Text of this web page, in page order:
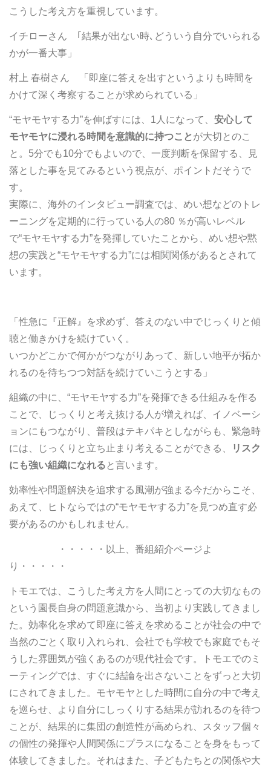
こうした考え方を重視しています。
イチローさん ｢結果が出ない時､どういう自分でいられる
かが一番大事」
村上 春樹さん 「即座に答えを出すというよりも時間を
かけて深く考察することが求められている」
“モヤモヤする力”を伸ばすには、1人になって、 安心して
モヤモヤに浸れる時間を意識的に持つこと が大切とのこ
と。5分でも10分でもよいので、一度判断を保留する、見
落とした事を見てみるという視点が、ポイントだそうで
す。
実際に、海外のインタビュー調査では、めい想などのトレ
ーニングを定期的に行っている人の80 ％が高いレベル
で“モヤモヤする力”を発揮していたことから、めい想や黙
想の実践と“モヤモヤする力”には相関関係があるとされて
います。
「性急に『正解』を求めず、答えのない中でじっくりと傾
聴と働きかけを続けていく。
いつかどこかで何かがつながりあって、新しい地平が拓か
れるのを待ちつつ対話を続けていこうとする」
組織の中に、“モヤモヤする力”を発揮できる仕組みを作る
ことで、じっくりと考え抜ける人が増えれば、イノベーシ
ョンにもつながり、普段はテキパキとしながらも、緊急時
には、じっくりと立ち止まり考えることができる、
リスク
にも強い組織になれる と言います。
効率性や問題解決を追求する風潮が強まる今だからこそ、
あえて、ヒトならではの“モヤモヤする力”を見つめ直す必
要があるのかもしれません。
・・・・・以上、番組紹介ページよ
り・・・・・
トモエでは、こうした考え方を人間にとっての大切なもの
という園長自身の問題意識から、当初より実践してきまし
た。効率化を求めて即座に答えを求めることが社会の中で
当然のごとく取り入れられ、会社でも学校でも家庭でもそ
うした雰囲気が強くあるのが現代社会です。トモエでのミ
ーティングでは、すぐに結論を出さないことをずっと大切
にされてきました。モヤモヤとした時間に自分の中で考え
を巡らせ、より自分にしっくりする結果が訪れるのを待つ
ことが、結果的に集団の創造性が高められ、スタッフ個々
の個性の発揮や人間関係にプラスになることを身をもって
体験してきました。それはまた、子どもたちとの関係や大